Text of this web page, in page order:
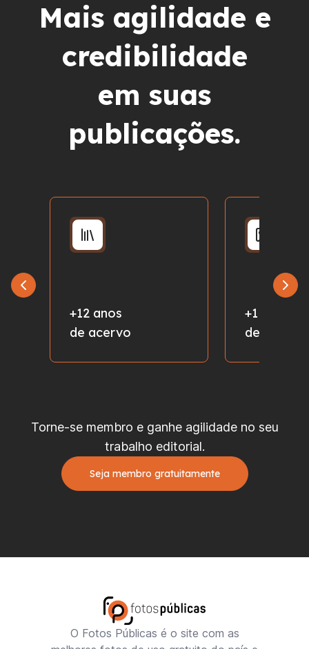
Mais agilidade e
credibilidade
em suas
publicações.
+12 anos
de acervo
+1 milhão
de fotos
Torne-se membro e ganhe agilidade no seu
trabalho editorial.
Seja membro gratuitamente
O Fotos Públicas é o site com as